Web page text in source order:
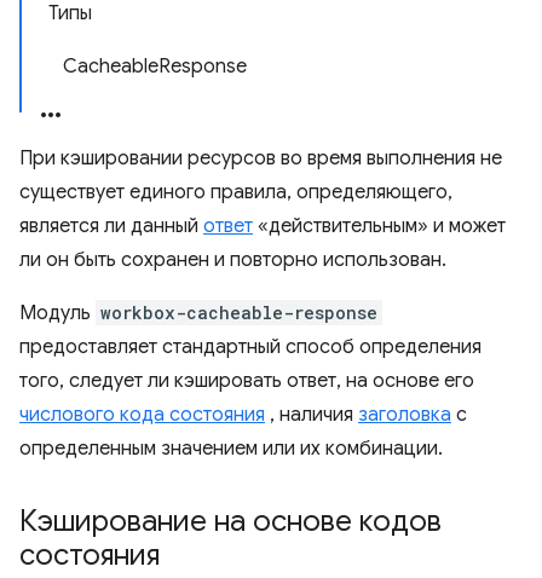
Типы
CacheableResponse
При кэшировании ресурсов во время выполнения не
существует единого правила, определяющего,
является ли данный ответ «действительным» и может
ли он быть сохранен и повторно использован.
Модуль workbox-cacheable-response
предоставляет стандартный способ определения
того, следует ли кэшировать ответ, на основе его
числового кода состояния , наличия заголовка с
определенным значением или их комбинации.
Кэширование на основе кодов
состояния